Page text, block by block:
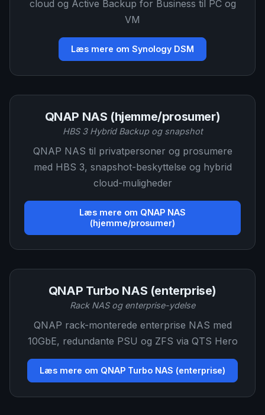
cloud og Active Backup for Business til PC og
VM
Læs mere om Synology DSM
QNAP NAS (hjemme/prosumer)
HBS 3 Hybrid Backup og snapshot
QNAP NAS til privatpersoner og prosumere
med HBS 3, snapshot-beskyttelse og hybrid
cloud-muligheder
Læs mere om QNAP NAS
(hjemme/prosumer)
QNAP Turbo NAS (enterprise)
Rack NAS og enterprise-ydelse
QNAP rack-monterede enterprise NAS med
10GbE, redundante PSU og ZFS via QTS Hero
Læs mere om QNAP Turbo NAS (enterprise)